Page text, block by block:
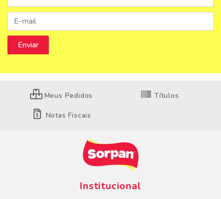
Meus Pedidos Títulos
Notas Fiscais
Institucional